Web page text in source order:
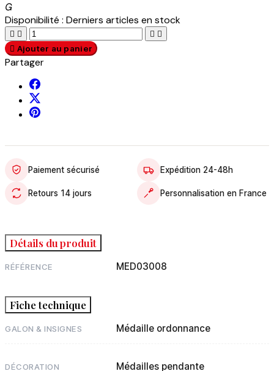

Disponibilité : Derniers articles en stock
   
 Ajouter au panier
Partager
Paiement sécurisé Expédition 24-48h
Retours 14 jours Personnalisation en France
Détails du produit
RÉFÉRENCE MED03008
Fiche technique
GALON & INSIGNES Médaille ordonnance
DÉCORATION Médailles pendante